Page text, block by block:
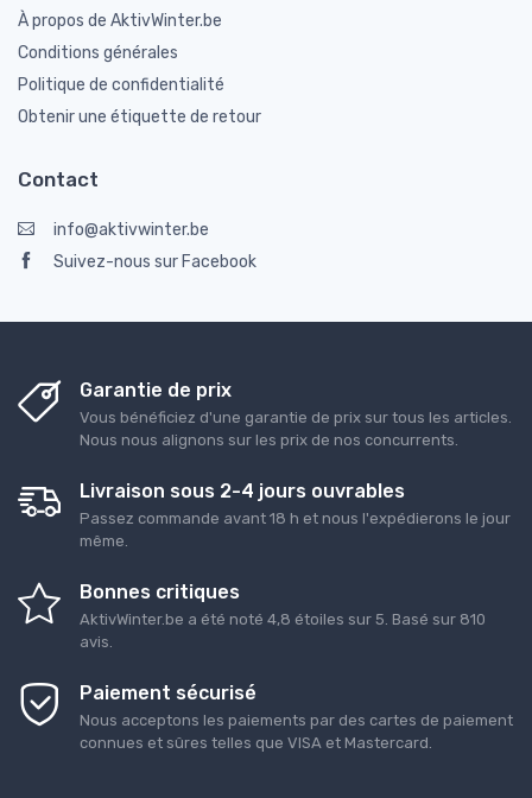
À propos de AktivWinter.be
Conditions générales
Politique de confidentialité
Obtenir une étiquette de retour
Contact
info@aktivwinter.be
Suivez-nous sur Facebook
Garantie de prix
Vous bénéficiez d'une garantie de prix sur tous les articles.
Nous nous alignons sur les prix de nos concurrents.
Livraison sous 2-4 jours ouvrables
Passez commande avant 18 h et nous l'expédierons le jour
même.
Bonnes critiques
AktivWinter.be a été noté 4,8 étoiles sur 5 . Basé sur 810
avis.
Paiement sécurisé
Nous acceptons les paiements par des cartes de paiement
connues et sûres telles que VISA et Mastercard.